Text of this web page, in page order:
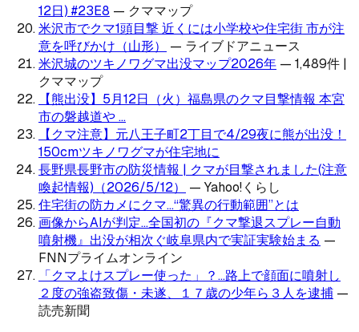
12日) #23E8 — クママップ
米沢市でクマ1頭目撃 近くには小学校や住宅街 市が注
意を呼びかけ（山形）
— ライブドアニュース
米沢城のツキノワグマ出没マップ2026年 — 1,489件 |
クママップ
【熊出没】5月12日（火）福島県のクマ目撃情報 本宮
市の磐越道や ...
【クマ注意】元八王子町2丁目で4/29夜に熊が出没！
150cmツキノワグマが住宅地に
長野県長野市の防災情報 | クマが目撃されました(注意
喚起情報)（2026/5/12）
— Yahoo!くらし
住宅街の防カメにクマ…“驚異の行動範囲”とは
画像からAIが判定…全国初の『クマ撃退スプレー自動
噴射機』出没が相次ぐ岐阜県内で実証実験始まる —
FNNプライムオンライン
「クマよけスプレー使った」？…路上で顔面に噴射し
２度の強盗致傷・未遂、１７歳の少年ら３人を逮捕 —
読売新聞